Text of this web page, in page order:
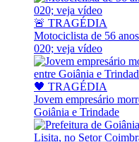
🚨 TRAGÉDIA
Motociclista de 56
020; veja vídeo
🖤 TRAGÉDIA
Jovem empresário
Goiânia e Trindade